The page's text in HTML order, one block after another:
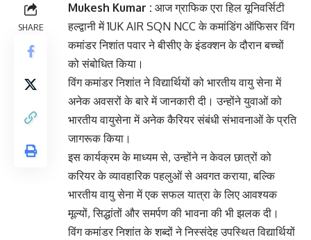
SHARE
Mukesh Kumar : आज ग्राफिक एरा हिल यूनिवर्सिटी
हल्द्वानी में 1UK AIR SQN NCC के कमांडिंग ऑफिसर विंग
कमांडर निशांत पवार ने बीसीए के इंडक्शन के दौरान बच्चों
को संबोधित किया।
विंग कमांडर निशांत ने विद्यार्थियों को भारतीय वायु सेना में
अनेक अवसरों के बारे में जानकारी दी। उन्होंने युवाओं को
भारतीय वायुसेना में अनेक कैरियर संबंधी संभावनाओं के प्रति
जागरूक किया।
इस कार्यक्रम के माध्यम से, उन्होंने न केवल छात्रों को
करियर के व्यावहारिक पहलुओं से अवगत कराया, बल्कि
भारतीय वायु सेना में एक सफल यात्रा के लिए आवश्यक
मूल्यों, सिद्धांतों और समर्पण की भावना की भी झलक दी।
विंग कमांडर निशांत के शब्दों ने निस्संदेह उपस्थित विद्यार्थियों